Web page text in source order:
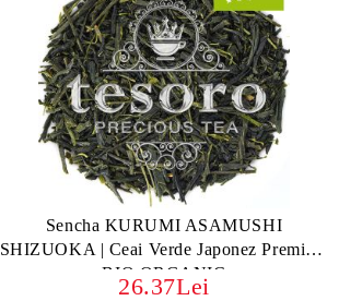
Sencha KURUMI ASAMUSHI
SHIZUOKA | Ceai Verde Japonez Premium
BIO ORGANIC
26.37Lei